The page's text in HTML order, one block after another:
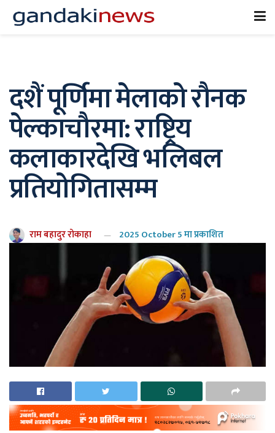
दशैं पूर्णिमा मेलाको रौनक
पेल्काचौरमा: राष्ट्रिय
कलाकारदेखि भलिबल
प्रतियोगितासम्म
राम बहादुर रोकाहा 2025 October 5 मा प्रकाशित